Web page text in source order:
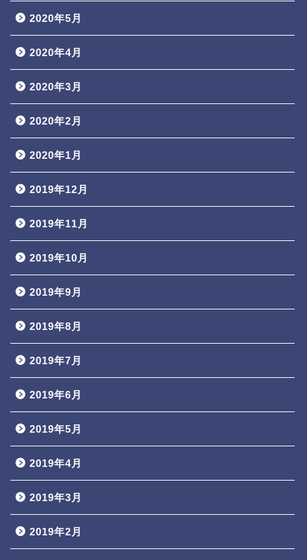
2020年5月
2020年4月
2020年3月
2020年2月
2020年1月
2019年12月
2019年11月
2019年10月
2019年9月
2019年8月
2019年7月
2019年6月
2019年5月
2019年4月
2019年3月
2019年2月